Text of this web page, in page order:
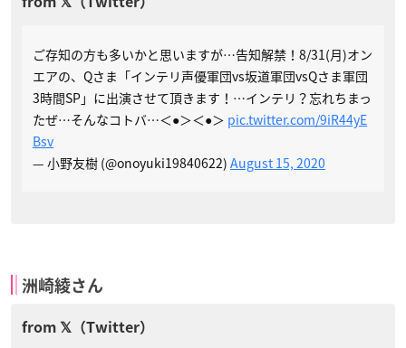
ご存知の方も多いかと思いますが…告知解禁！8/31(月)オン
エアの、Qさま「インテリ声優軍団vs坂道軍団vsQさま軍団
3時間SP」に出演させて頂きます！…インテリ？忘れちまっ
たぜ…そんなコトバ…＜●＞＜●＞ pic.twitter.com/9iR44yE
Bsv
— 小野友樹 (@onoyuki19840622) August 15, 2020
洲崎綾さん